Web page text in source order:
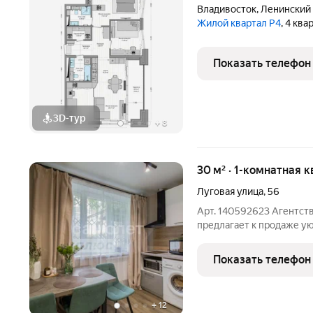
3D-тур + 8
Владивосток, Ленинский
Жилой квартал Р4, 4
Показать телефон
+12
30 м² · 1-комнатная
Луговая улица,56
Арт. 140592623
предлагает к продаже
ул. Луговая, 56 во
которую можно заехать
Показать телефон